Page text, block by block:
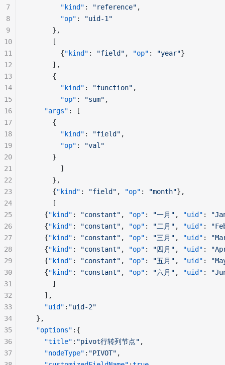
        "kind"
: "reference" ,
        "op"
:
"uid-1"
      },
        {
"kind" : "field" , "op" : "year"}
      ],
        "kind"
: "function" ,
        "op"
: "sum" ,
	"args"
: [
	  {
	    "kind"
: "field" ,
	    "op"
:
"val"
	  }
        ]
      },
      {
"kind" : "field" , "op" : "month"
	{
"kind" : "constant" , "op" : "一月" , "uid" :
	{
"kind" : "constant" , "op" : "二月" , "uid" :
	{
"kind" : "constant" , "op" : "三月" , "uid" :
	{
"kind" : "constant" , "op" : "四月" , "uid" :
	{
"kind" : "constant" , "op" : "五月" , "uid" :
	{
"kind" : "constant" , "op" : "六月" , "uid" :
      ]
    ],
    "uid"
: "uid-2"
  },
  "options"
:{
    "title"
: "pivot行转列节点" ,
    "nodeType"
: "PIVOT" ,
7
8
9
10
11
12
13
14
15
16
17
18
19
20
21
22
23
24
25
26
27
28
29
30
31
32
33
34
35
36
37